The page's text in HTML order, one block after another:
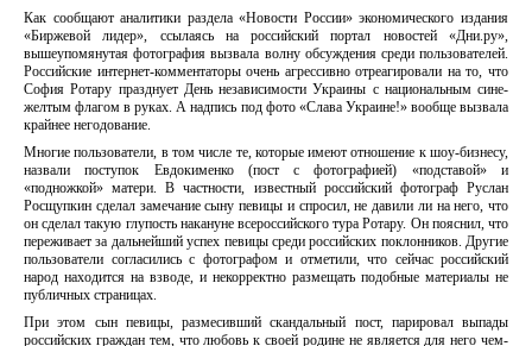
Как сообщают аналитики раздела «Новости России» экономического издания
«Биржевой лидер», ссылаясь на российский портал новостей «Дни.ру»,
вышеупомянутая фотография вызвала волну обсуждения среди пользователей.
Российские интернет-комментаторы очень агрессивно отреагировали на то, что
София Ротару празднует День независимости Украины с национальным сине-
желтым флагом в руках. А надпись под фото «Слава Украине!» вообще вызвала
крайнее негодование.
Многие пользователи, в том числе те, которые имеют отношение к шоу-бизнесу,
назвали поступок Евдокименко (пост с фотографией) «подставой» и
«подножкой» матери. В частности, известный российский фотограф Руслан
Росщупкин сделал замечание сыну певицы и спросил, не давили ли на него, что
он сделал такую глупость накануне всероссийского тура Ротару. Он пояснил, что
переживает за дальнейший успех певицы среди российских поклонников. Другие
пользователи согласились с фотографом и отметили, что сейчас российский
народ находится на взводе, и некорректно размещать подобные материалы не
публичных страницах.
При этом сын певицы, размесивший скандальный пост, парировал выпады
российских граждан тем, что любовь к своей родине не является для него чем-